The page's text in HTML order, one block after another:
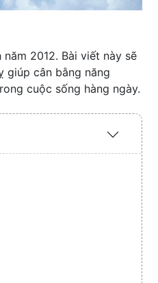
2012. Bài viết này sẽ
giúp cân bằng năng
cuộc sống hàng ngày.
Expand
Collapse